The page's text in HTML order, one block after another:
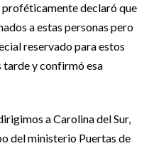
proféticamente declaró que
a estas personas pero
reservado para estos
tarde y confirmó esa
a Carolina del Sur,
del ministerio Puertas de